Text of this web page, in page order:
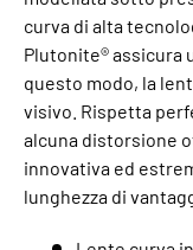
curva di alta
Plutonite® assicura
questo modo, la
visivo. Rispetta
alcuna distorsione
innovativa ed
lunghezza di